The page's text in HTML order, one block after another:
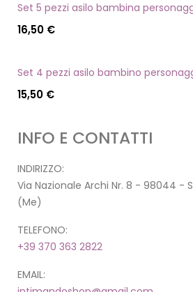
16,50 €
15,50 €
INFO E CONTATTI
INDIRIZZO:
Via Nazionale Archi Nr. 8 - 98044 -
(Me)
TELEFONO:
+39 370 363 2822
EMAIL: